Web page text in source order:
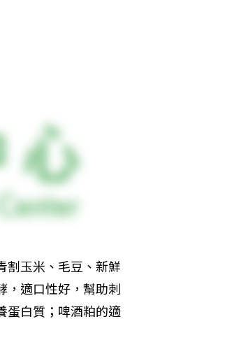
割玉米、毛豆、新鮮
，適口性好，幫助刺
蛋白質；啤酒粕的適